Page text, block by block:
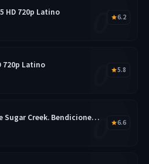
HD 720p Latino
6.2
720p Latino
5.8
Sugar Creek. Bendiciones
720p Latino
6.6